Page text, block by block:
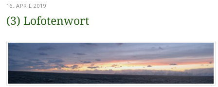
16. APRIL 2019
(3) Lofotenwort